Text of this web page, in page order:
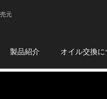
元
製品紹介 オイル交換に